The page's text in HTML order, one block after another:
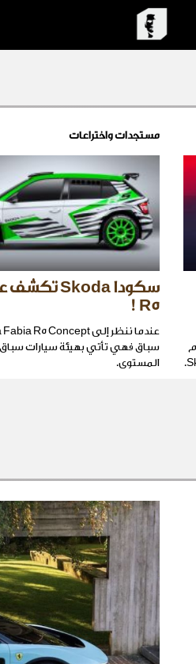
مستجدات واختراعات
R5 !
سباق فهي تأتي بهيئة سيارات سباق
المستوى.